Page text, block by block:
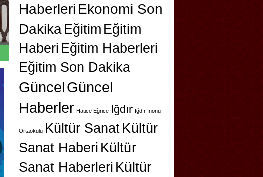
Haberleri Ekonomi Son
Dakika Eğitim Eğitim
Haberi Eğitim Haberleri
Eğitim Son Dakika
GüncelGüncel
Haberler Hatice Eğrice Iğdır Iğdır İnönü
Ortaokulu Kültür SanatKültür
Sanat Haberi Kültür
Sanat Haberleri Kültür